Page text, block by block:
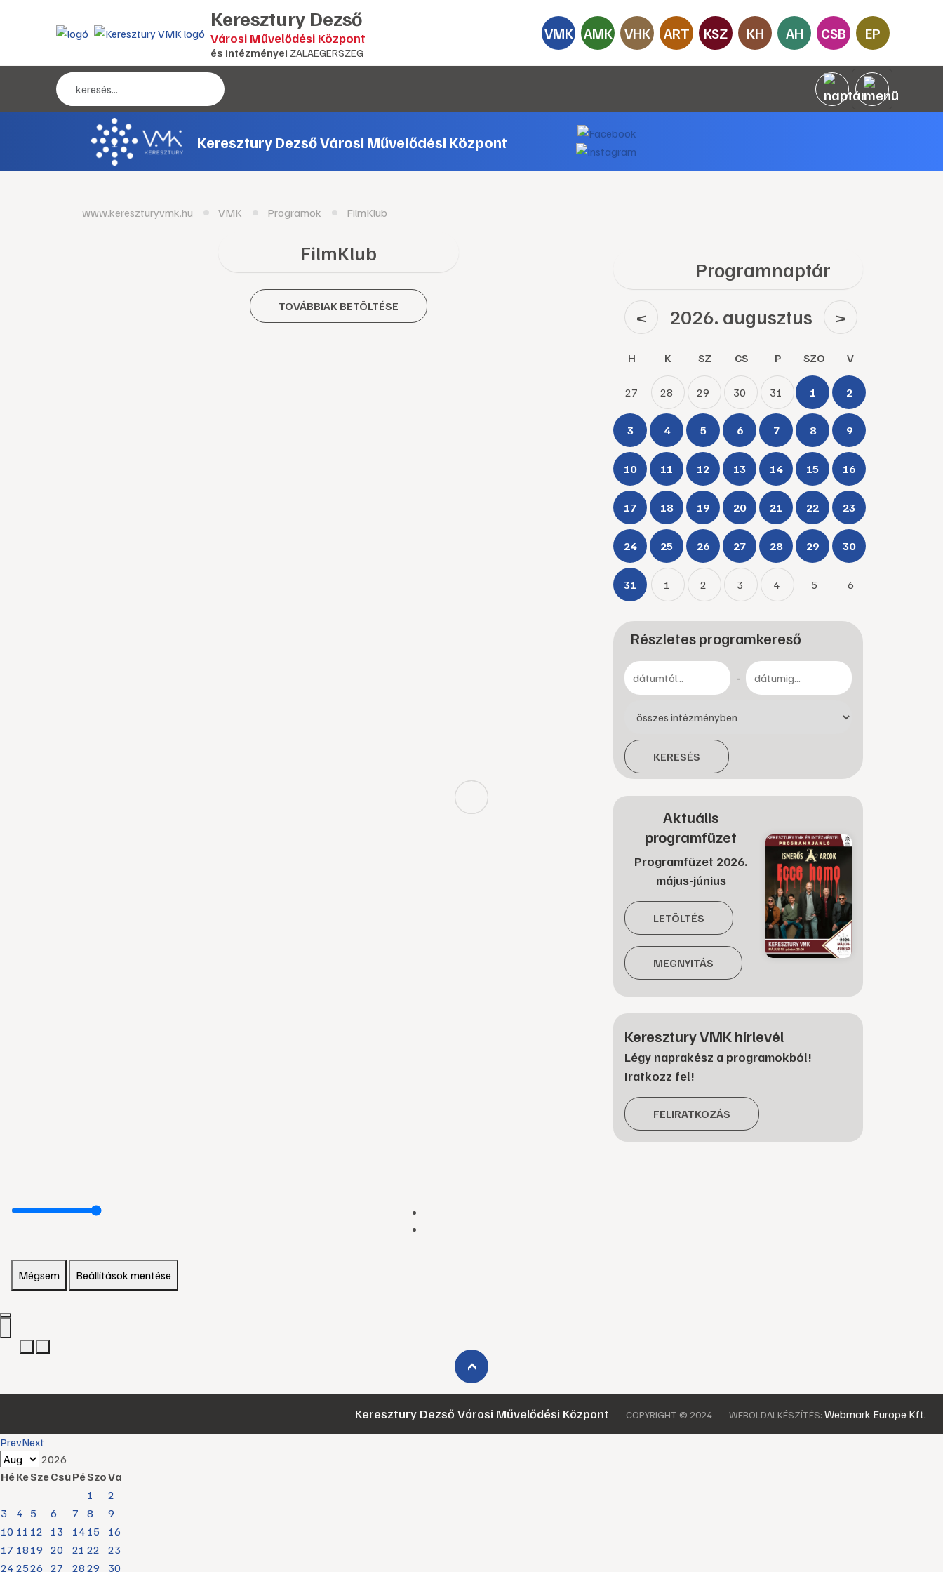
Keresztury Dezső
Városi Művelődési Központ
és intézményei ZALAEGERSZEG
VMK AMK VHK ART KSZ KH AH CSB EP
Keresztury Dezső Városi Művelődési Központ
www.kereszturyvmk.hu VMK Programok FilmKlub
FilmKlub
TOVÁBBIAK BETÖLTÉSE
Programnaptár
< 2026. augusztus >
H K SZ CS P SZO V
27 28 29 30 31 1 2
3 4 5 6 7 8 9
10 11 12 13 14 15 16
17 18 19 20 21 22 23
24 25 26 27 28 29 30
31 1 2 3 4 5 6
Részletes programkereső
-
KERESÉS
Aktuális
programfüzet
Programfüzet 2026.
május-június
LETÖLTÉS
MEGNYITÁS
Keresztury VMK hírlevél
Légy naprakész a programokból!
Iratkozz fel!
FELIRATKOZÁS
Mégsem Beállítások mentése
›
Keresztury Dezső Városi Művelődési Központ COPYRIGHT © 2024 WEBOLDALKÉSZÍTÉS: Webmark Europe Kft.
PrevNext
2026
HéKeSzeCsüPéSzoVa
1
2
3
4 5 6 7 8
9
10 11 12 13 14 15
16
17 18 19 20 21 22
23
24 2526 27 28 29 30